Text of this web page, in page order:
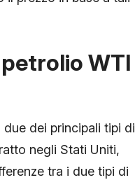
WTI
dei principali tipi di
negli Stati Uniti,
tra i due tipi di